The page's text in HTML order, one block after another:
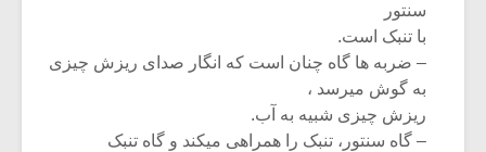
سنتور
با تنبک است.
– ضربه ها گاه چنان است که انگار صدای ریزش چیزی
به گوش میرسد ،
ریزش چیزی شبیه به آب.
– گاه سنتور، تنبک را همراهی میکند و گاه تنبک